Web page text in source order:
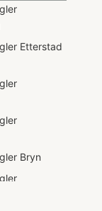
Etterstad
Bryn